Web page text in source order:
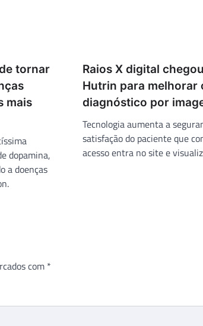
tornar
mais
dopamina,
a doenças
Raios X digital
Hutrin para melhorar
diagnóstico por
Tecnologia aumenta a
satisfação do paciente que
acesso entra no site e
com *